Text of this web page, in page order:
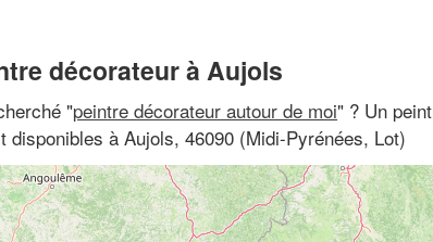
décorateur à Aujols
"peintre décorateur autour de moi" ? Un
disponibles à Aujols, 46090 (Midi-Pyrénées, Lot)